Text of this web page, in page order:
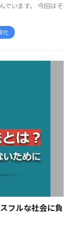
でいます。 今回はそ
化
フルな社会に負